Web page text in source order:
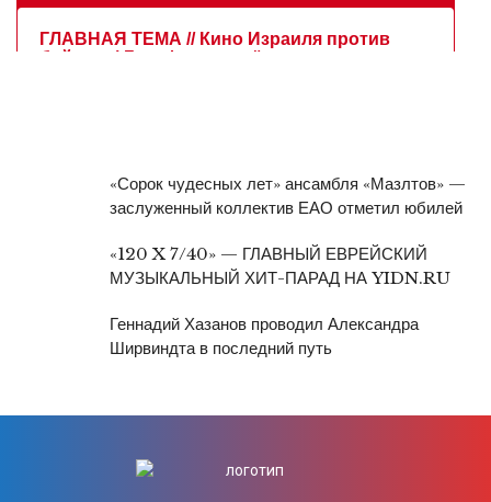
«Сорок чудесных лет» ансамбля «Мазлтов» —
заслуженный коллектив ЕАО отметил юбилей
«120 X 7/40» — ГЛАВНЫЙ ЕВРЕЙСКИЙ
МУЗЫКАЛЬНЫЙ ХИТ-ПАРАД НА YIDN.RU
Геннадий Хазанов проводил Александра
Ширвиндта в последний путь